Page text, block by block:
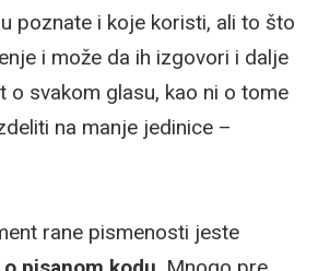
poznate i koje koristi, ali to što
i može da ih izgovori i dalje
o svakom glasu, kao ni o tome
na manje jedinice –
rane pismenosti jeste